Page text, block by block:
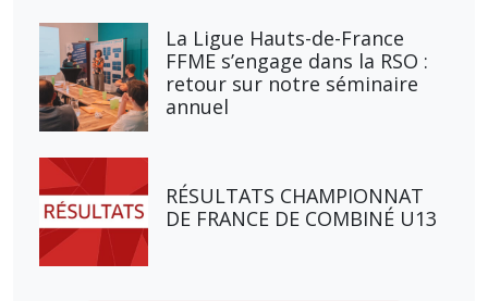
La Ligue Hauts-de-France
FFME s’engage dans la RSO :
retour sur notre séminaire
annuel
RÉSULTATS CHAMPIONNAT
DE FRANCE DE COMBINÉ U13